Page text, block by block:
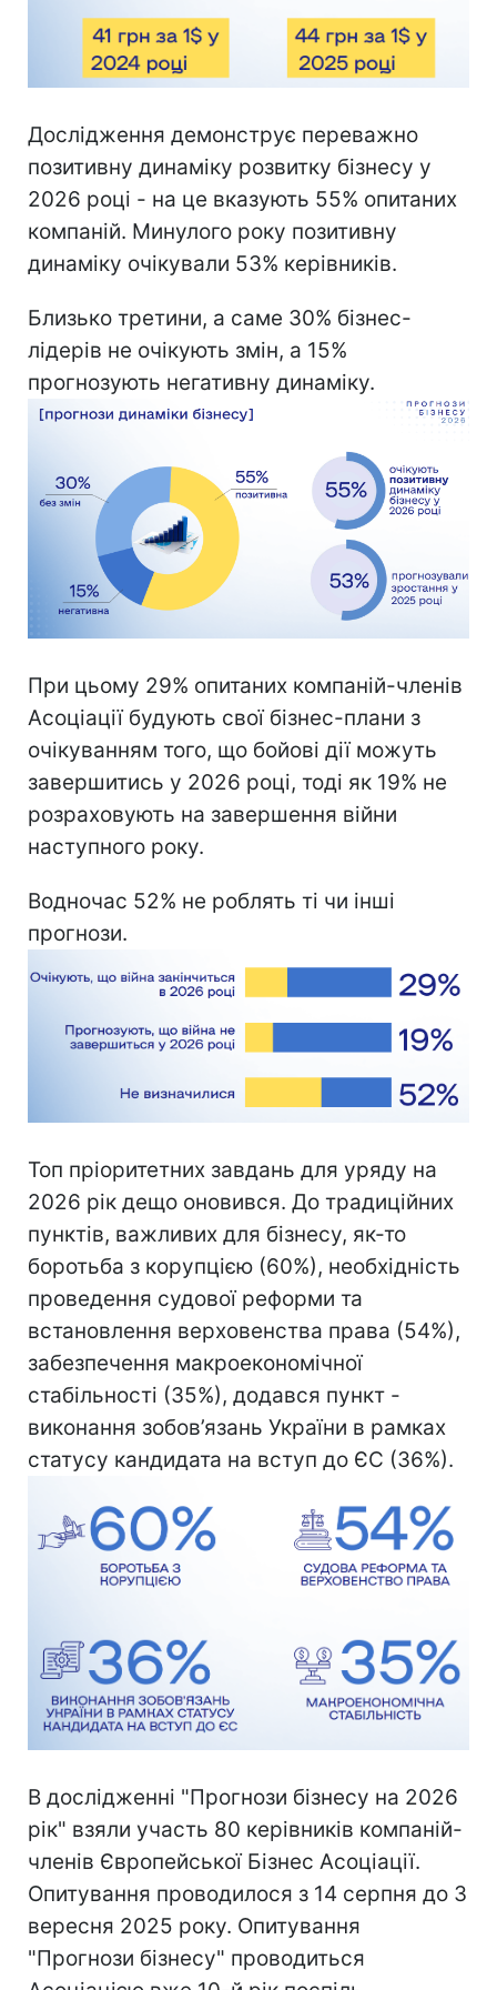
Дослідження демонструє переважно
позитивну динаміку розвитку бізнесу у
2026 році - на це вказують 55% опитаних
компаній. Минулого року позитивну
динаміку очікували 53% керівників.
Близько третини, а саме 30% бізнес-
лідерів не очікують змін, а 15%
прогнозують негативну динаміку.
При цьому 29% опитаних компаній-членів
Асоціації будують свої бізнес-плани з
очікуванням того, що бойові дії можуть
завершитись у 2026 році, тоді як 19% не
розраховують на завершення війни
наступного року.
Водночас 52% не роблять ті чи інші
прогнози.
Топ пріоритетних завдань для уряду на
2026 рік дещо оновився. До традиційних
пунктів, важливих для бізнесу, як-то
боротьба з корупцією (60%), необхідність
проведення судової реформи та
встановлення верховенства права (54%),
забезпечення макроекономічної
стабільності (35%), додався пункт -
виконання зобов’язань України в рамках
статусу кандидата на вступ до ЄС (36%).
В дослідженні "Прогнози бізнесу на 2026
рік" взяли участь 80 керівників компаній-
членів Європейської Бізнес Асоціації.
Опитування проводилося з 14 серпня до 3
вересня 2025 року. Опитування
"Прогнози бізнесу" проводиться